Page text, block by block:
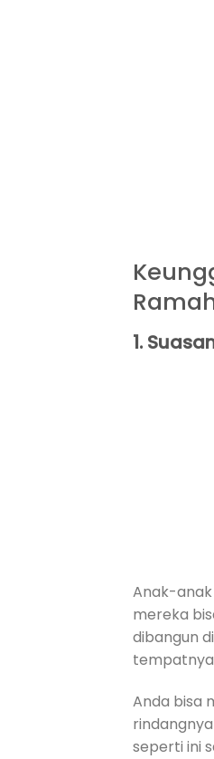
1.
Anak-
mereka
dibangun
tempatnya
Anda bisa
seperti ini